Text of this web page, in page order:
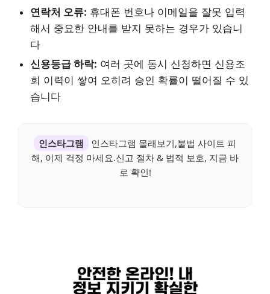
연락처 오류: 휴대폰 번호나 이메일을 잘못 입력
해서 중요한 안내를 받지 못하는 경우가 있습니
다
신용등급 하락: 여러 곳에 동시 신청하면 신용조
회 이력이 쌓여 오히려 승인 확률이 떨어질 수 있
습니다
인스타그램
인스타그램 몰래보기,불법 사이트 피
해, 이제 걱정 마세요.신고 절차 & 법적 보호, 지금 바
로 확인!